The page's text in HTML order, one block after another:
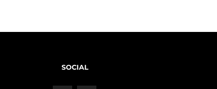
SOCIAL